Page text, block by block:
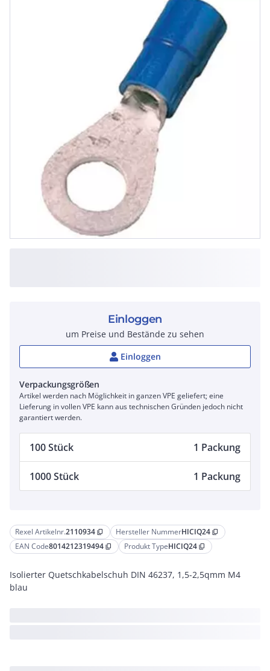
Rexel Artikelnr.2110934 content_copy Hersteller NummerHICIQ24 content_copy
EAN Code8014212319494 content_copy Produkt TypeHICIQ24 content_copy
Isolierter Quetschkabelschuh DIN 46237, 1,5-2,5qmm M4
blau
Einloggen
um Preise und Bestände zu sehen
Einloggen
Verpackungsgrößen
Artikel werden nach Möglichkeit in ganzen VPE geliefert; eine
Lieferung in vollen VPE kann aus technischen Gründen jedoch nicht
garantiert werden.
100 Stück 1 Packung
1000 Stück 1 Packung